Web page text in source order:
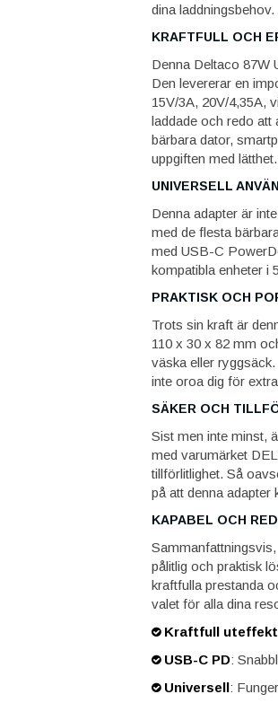
dina laddningsbehov.
KRAFTFULL OCH
Denna Deltaco 87W
Den levererar en
15V/3A, 20V/4,35A,
laddade och redo att
bärbara dator,
uppgiften med lätthet.
UNIVERSELL
Denna adapter är
med de flesta
med USB-C
kompatibla enheter i
PRAKTISK OCH
Trots sin kraft är
110 x 30 x 82 mm
väska eller
inte oroa dig för
SÄKER OCH
Sist men inte minst,
med varumärket
tillförlitlighet. Så
på att denna adapter
KAPABEL OCH
pålitlig och praktisk
kraftfulla prestanda
valet för alla dina
Kraftfull uteffekt
USB-C PD:
Universell: